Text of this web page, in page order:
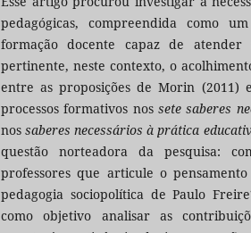
pedagógicas, compreendida como
formação docente capaz de atender
pertinente, neste contexto, o
entre as proposições de Morin (2011)
processos formativos nos sete saberes
nossaberes necessários à prática
questão norteadora da pesquisa:
professores que articule o
pedagogia sociopolítica de Paulo
como objetivo analisar as